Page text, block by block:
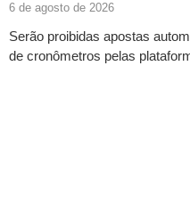
6 de agosto de 2026
Serão proibidas apostas
de cronômetros pelas